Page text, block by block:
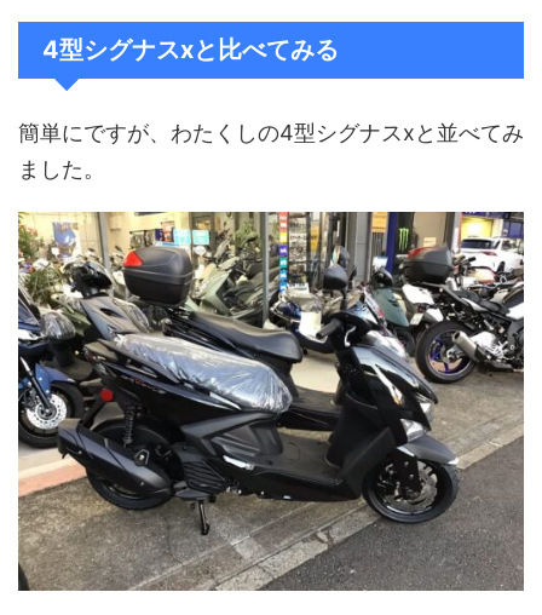
4型シグナスxと比べてみる
簡単にですが、わたくしの4型シグナスxと並べてみ
ました。